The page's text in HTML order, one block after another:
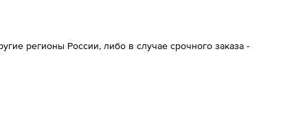
регионы России, либо в случае срочного заказа -